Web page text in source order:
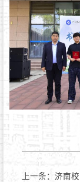
上一条： 济南